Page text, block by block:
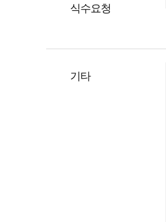
식수요청
기타